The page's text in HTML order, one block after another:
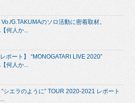
G.TAKUMAのソロ活動に密着取材。
何人か...
レポート】 “MONOGATARI LIVE 2020”
何人か...
シエラのように” TOUR 2020-2021 レポート